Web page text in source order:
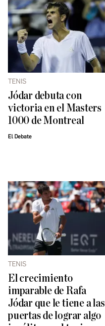
TENIS
Jódar debuta con
victoria en el Masters
1000 de Montreal
El Debate
TENIS
El crecimiento
imparable de Rafa
Jódar que le tiene a las
puertas de lograr algo